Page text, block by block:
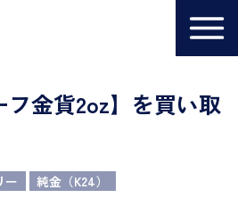
フ金貨2oz】を買い取
ー 純金（K24）